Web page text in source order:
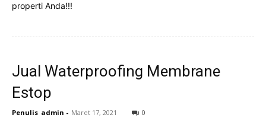
properti Anda!!!
Jual Waterproofing Membrane
Estop
Penulis admin - Maret 17, 2021 0